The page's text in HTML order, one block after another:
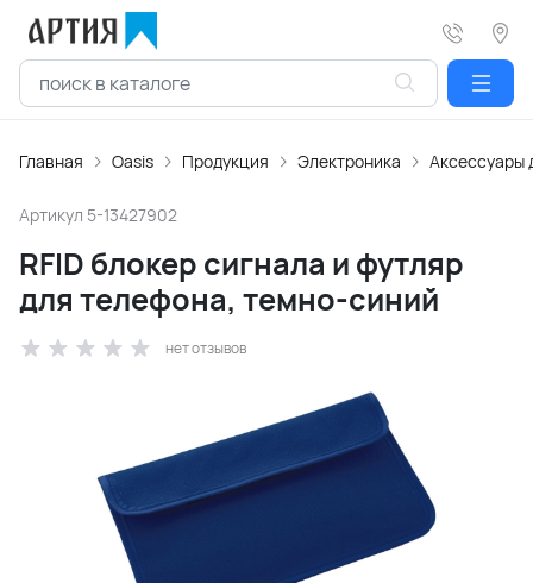
Главная Oasis Продукция Электроника Аксессуары
Артикул 5-13427902
RFID блокер сигнала и футляр
для телефона, темно-синий
нет отзывов